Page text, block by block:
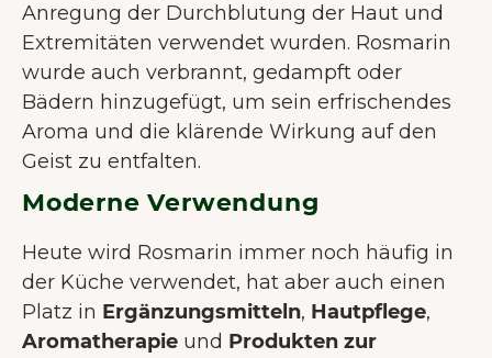
Anregung der Durchblutung der Haut und
Extremitäten verwendet wurden. Rosmarin
wurde auch verbrannt, gedampft oder
Bädern hinzugefügt, um sein erfrischendes
Aroma und die klärende Wirkung auf den
Geist zu entfalten.
Moderne Verwendung
Heute wird Rosmarin immer noch häufig in
der Küche verwendet, hat aber auch einen
Platz in Ergänzungsmitteln, Hautpflege,
Aromatherapie und Produkten zur